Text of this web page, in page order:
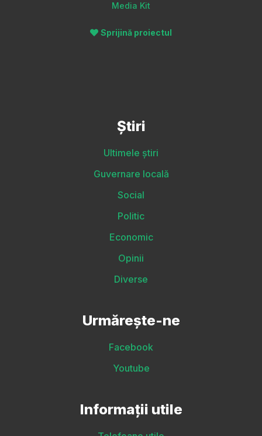
Media Kit
Sprijină proiectul
Știri
Ultimele știri
Guvernare locală
Social
Politic
Economic
Opinii
Diverse
Urmărește-ne
Facebook
Youtube
Informații utile